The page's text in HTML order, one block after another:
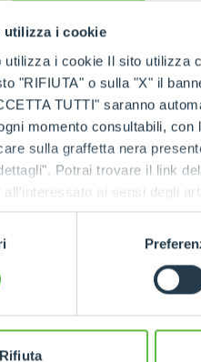
utilizza i cookie
utilizza i cookie Il sito utilizza
"RIFIUTA" o sulla "X" il
TUTTI" saranno
momento consultabili,
sulla graffetta nera
Potrai trovare il link
ai sensi degli
Rifiuta
la classe
DE